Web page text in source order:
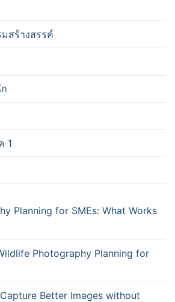
สร้างสรรค์
1
Planning for SMEs: What Works
Photography Planning for
Better Images without